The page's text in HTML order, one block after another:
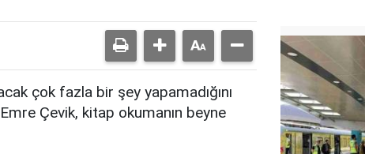
çok fazla bir şey yapamadığını
Çevik, kitap okumanın beyne